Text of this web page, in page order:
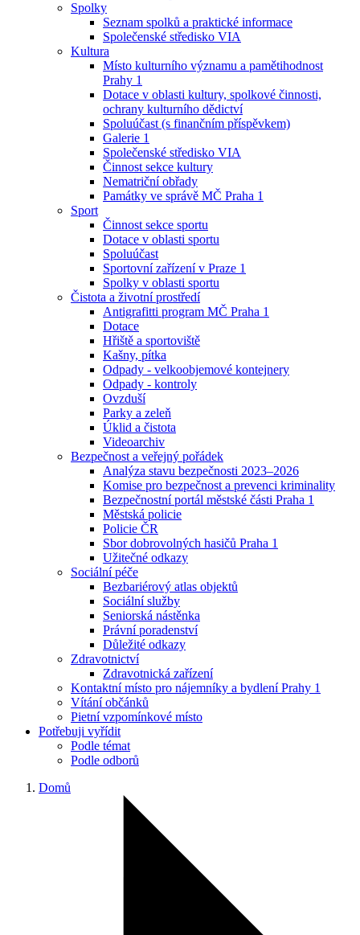
Spolky
Seznam spolků a praktické informace
Společenské středisko VIA
Kultura
Místo kulturního významu a pamětihodnost
Prahy 1
Dotace v oblasti kultury, spolkové činnosti,
ochrany kulturního dědictví
Spoluúčast (s finančním příspěvkem)
Galerie 1
Společenské středisko VIA
Činnost sekce kultury
Nematriční obřady
Památky ve správě MČ Praha 1
Sport
Činnost sekce sportu
Dotace v oblasti sportu
Spoluúčast
Sportovní zařízení v Praze 1
Spolky v oblasti sportu
Čistota a životní prostředí
Antigrafitti program MČ Praha 1
Dotace
Hřiště a sportoviště
Kašny, pítka
Odpady - velkoobjemové kontejnery
Odpady - kontroly
Ovzduší
Parky a zeleň
Úklid a čistota
Videoarchiv
Bezpečnost a veřejný pořádek
Analýza stavu bezpečnosti 2023–2026
Komise pro bezpečnost a prevenci kriminality
Bezpečnostní portál městské části Praha 1
Městská policie
Policie ČR
Sbor dobrovolných hasičů Praha 1
Užitečné odkazy
Sociální péče
Bezbariérový atlas objektů
Sociální služby
Seniorská nástěnka
Právní poradenství
Důležité odkazy
Zdravotnictví
Zdravotnická zařízení
Kontaktní místo pro nájemníky a bydlení Prahy 1
Vítání občánků
Pietní vzpomínkové místo
Potřebuji vyřídit
Podle témat
Podle odborů
Domů